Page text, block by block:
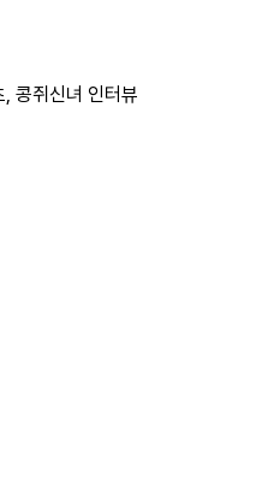
콩쥐신녀 인터뷰